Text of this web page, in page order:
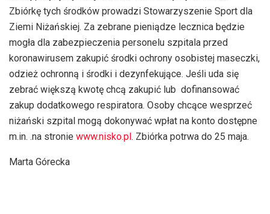
Zbiórkę tych środków prowadzi Stowarzyszenie Sport dla
Ziemi Niżańskiej. Za zebrane pieniądze lecznica będzie
mogła dla zabezpieczenia personelu szpitala przed
koronawirusem zakupić środki ochrony osobistej maseczki,
odzież ochronną i środki i dezynfekujące. Jeśli uda się
zebrać większą kwotę chcą zakupić lub dofinansować
zakup dodatkowego respiratora. Osoby chcące wesprzeć
niżański szpital mogą dokonywać wpłat na konto dostępne
m.in. .na stronie www.nisko.pl. Zbiórka potrwa do 25 maja.
Marta Górecka